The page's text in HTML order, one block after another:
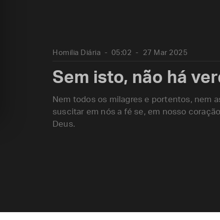
Homilia Diária 05:02 27 Mar 2025
Sem isto, não há
Nem todos os milagres e portentos, nem
suscitar em nós a fé se, em nosso
Deus.